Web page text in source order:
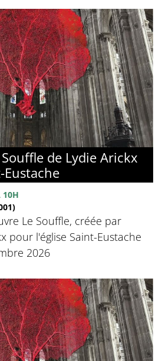
de Lydie Arickx
Eustache
10H
Le Souffle, créée par
pour l'église Saint-Eustache
2026